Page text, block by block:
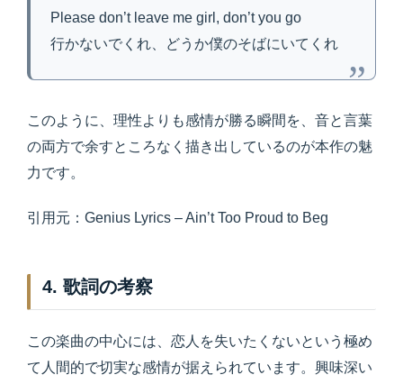
Please don’t leave me girl, don’t you go
行かないでくれ、どうか僕のそばにいてくれ
このように、理性よりも感情が勝る瞬間を、音と言葉
の両方で余すところなく描き出しているのが本作の魅
力です。
引用元：Genius Lyrics – Ain’t Too Proud to Beg
4. 歌詞の考察
この楽曲の中心には、恋人を失いたくないという極め
て人間的で切実な感情が据えられています。興味深い